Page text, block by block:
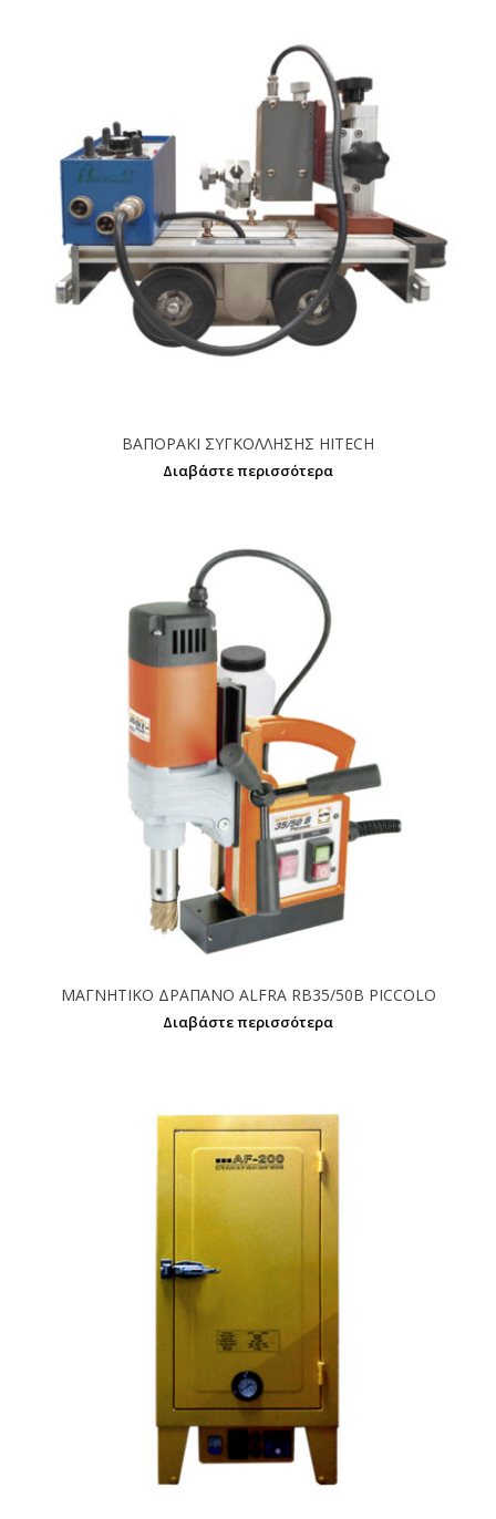
ΒΑΠΟΡΑΚΙ ΣΥΓΚΟΛΛΗΣΗΣ HITECH
Διαβάστε περισσότερα
ΜΑΓΝΗΤΙΚΟ ΔΡΑΠΑΝΟ ALFRA RB35/50B PICCOLO
Διαβάστε περισσότερα